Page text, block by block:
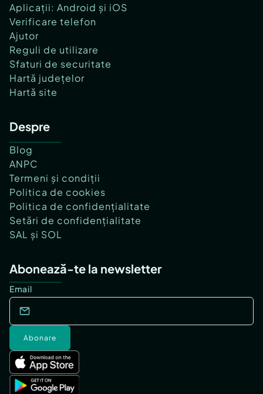
Aplicații: Android și iOS
Verificare telefon
Ajutor
Reguli de utilizare
Sfaturi de securitate
Hartă județelor
Hartă site
Despre
Blog
ANPC
Termeni și condiții
Politica de cookies
Politica de confidențialitate
Setări de confidențialitate
SAL și SOL
Abonează-te la newsletter
Email
Abonare